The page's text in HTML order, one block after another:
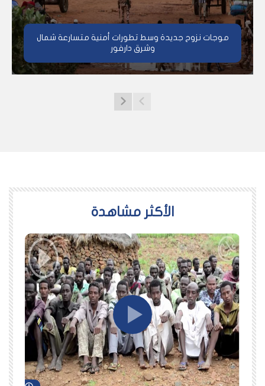
موجات نزوح جديدة وسط تطورات أمنية متسارعة شمال
وشرق دارفور
اﻷكثر مشاهدة